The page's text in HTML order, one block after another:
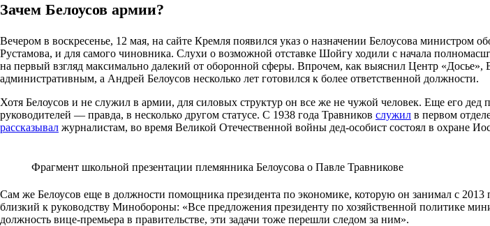
Зачем Белоусов армии?
Вечером в воскресенье, 12 мая, на сайте Кремля появился указ о назначении Белоусова
Рустамова, и для самого чиновника. Слухи о возможной отставке Шойгу ходили с начала
на первый взгляд максимально далекий от оборонной сферы. Впрочем, как выяснил Центр
административным, а Андрей Белоусов несколько лет готовился к более ответственной должности.
Хотя Белоусов и не служил в армии, для силовых структур он все же не чужой человек. Еще его
руководителей — правда, в несколько другом статусе. С 1938 года Травников служил в первом
рассказывал журналистам, во время Великой Отечественной войны дед-особист состоял в охране
Фрагмент школьной презентации племянника Белоусова о Павле Травникове
Сам же Белоусов еще в должности помощника президента по экономике, которую он занимал с
близкий к руководству Минобороны: «Все предложения президенту по хозяйственной политике
должность вице-премьера в правительстве, эти задачи тоже перешли следом за ним».